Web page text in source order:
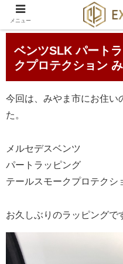
ベンツSLK パート
クプロテクション
今回は、みやま市にお住い
た。
メルセデスベンツ
パートラッピング
テールスモークプロテクシ
お久しぶりのラッピングで
メニュー